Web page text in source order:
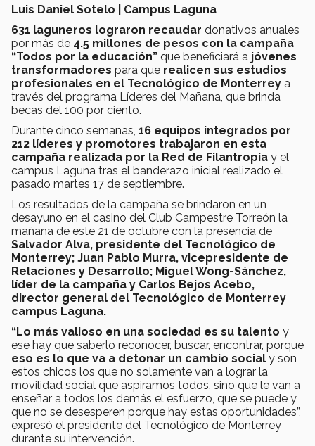
Luis Daniel Sotelo | Campus Laguna
631 laguneros lograron recaudar donativos anuales
por más de 4.5 millones de pesos con la campaña
“Todos por la educación” que beneficiará a jóvenes
transformadores para que realicen sus estudios
profesionales en el Tecnológico de Monterrey a
través del programa Líderes del Mañana, que brinda
becas del 100 por ciento.
Durante cinco semanas, 16 equipos integrados por
212 líderes y promotores trabajaron en esta
campaña realizada por la Red de Filantropía y el
campus Laguna tras el banderazo inicial realizado el
pasado martes 17 de septiembre.
Los resultados de la campaña se brindaron en un
desayuno en el casino del Club Campestre Torreón la
mañana de este 21 de octubre con la presencia de
Salvador Alva, presidente del Tecnológico de
Monterrey; Juan Pablo Murra, vicepresidente de
Relaciones y Desarrollo; Miguel Wong-Sánchez,
líder de la campaña y Carlos Bejos Acebo,
director general del Tecnológico de Monterrey
campus Laguna.
“Lo más valioso en una sociedad es su talento y
ese hay que saberlo reconocer, buscar, encontrar, porque
eso es lo que va a detonar un cambio social y son
estos chicos los que no solamente van a lograr la
movilidad social que aspiramos todos, sino que le van a
enseñar a todos los demás el esfuerzo, que se puede y
que no se desesperen porque hay estas oportunidades”,
expresó el presidente del Tecnológico de Monterrey
durante su intervención.